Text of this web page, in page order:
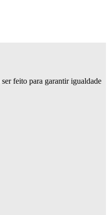
feito para garantir igualdade